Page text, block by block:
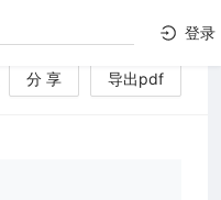
登录
分 享 导出pdf